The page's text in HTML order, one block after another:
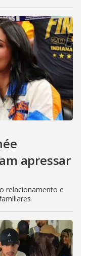
apressar
relacionamento e